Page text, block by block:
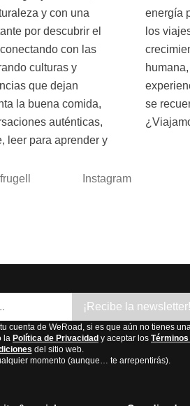
y con una
por descubrir el
culturas y
que dejan
auténticas,
leer para aprender y
contagia. Creo en
una forma de
es que cada
expectativas y
Instagram
¡Recibe la newsletter!
cuenta de WeRoad, si es que aún no tienes
la Política de Privacidad y aceptar los Términos
del sitio web.
momento (aunque… te arrepentirás).